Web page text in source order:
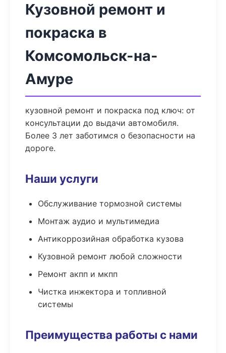
Кузовной ремонт и
покраска в
Комсомольск-на-
Амуре
кузовной ремонт и покраска под ключ: от
консультации до выдачи автомобиля.
Более 3 лет заботимся о безопасности на
дороге.
Наши услуги
Обслуживание тормозной системы
Монтаж аудио и мультимедиа
Антикоррозийная обработка кузова
Кузовной ремонт любой сложности
Ремонт акпп и мкпп
Чистка инжектора и топливной
системы
Преимущества работы с нами